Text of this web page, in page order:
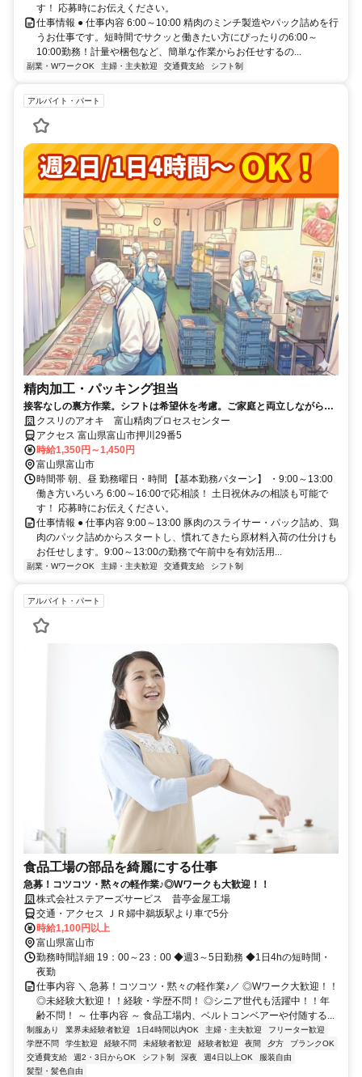
す！ 応募時にお伝えください。
仕事情報 ● 仕事内容 6:00～10:00 精肉のミンチ製造やパック詰めを行
うお仕事です。短時間でサクッと働きたい方にぴったりの6:00～
10:00勤務！計量や梱包など、簡単な作業からお任せするの...
副業・WワークOK 主婦・主夫歓迎 交通費支給 シフト制
アルバイト・パート
精肉加工・パッキング担当
接客なしの裏方作業。シフトは希望休を考慮。ご家庭と両立しながら長
期安定して働ける環境です
クスリのアオキ 富山精肉プロセスセンター
アクセス 富山県富山市押川29番5
時給1,350円～1,450円
富山県富山市
時間帯 朝、昼 勤務曜日・時間 【基本勤務パターン】 ・9:00～13:00
働き方いろいろ 6:00～16:00で応相談！ 土日祝休みの相談も可能で
す！ 応募時にお伝えください。
仕事情報 ● 仕事内容 9:00～13:00 豚肉のスライサー・パック詰め、鶏
肉のパック詰めからスタートし、慣れてきたら原材料入荷の仕分けも
お任せします。9:00～13:00の勤務で午前中を有効活用...
副業・WワークOK 主婦・主夫歓迎 交通費支給 シフト制
アルバイト・パート
食品工場の部品を綺麗にする仕事
急募！コツコツ・黙々の軽作業♪◎Wワークも大歓迎！！
株式会社ステアーズサービス 昔亭金屋工場
交通・アクセス ＪＲ婦中鵜坂駅より車で5分
時給1,100円以上
富山県富山市
勤務時間詳細 19：00～23：00 ◆週3～5日勤務 ◆1日4hの短時間・
夜勤
仕事内容 ＼ 急募！コツコツ・黙々の軽作業♪／ ◎Wワーク大歓迎！！
◎未経験大歓迎！！経験・学歴不問！ ◎シニア世代も活躍中！！年
齢不問！ ～ 仕事内容 ～ 食品工場内、ベルトコンベアーや付随する...
制服あり 業界未経験者歓迎 1日4時間以内OK 主婦・主夫歓迎
フリーター歓迎
学歴不問
学生歓迎 経験不問 未経験者歓迎 経験者歓迎 夜間 夕方
ブランクOK
交通費支給
週2・3日からOK シフト制 深夜 週4日以上OK
服装自由
髪型・髪色自由